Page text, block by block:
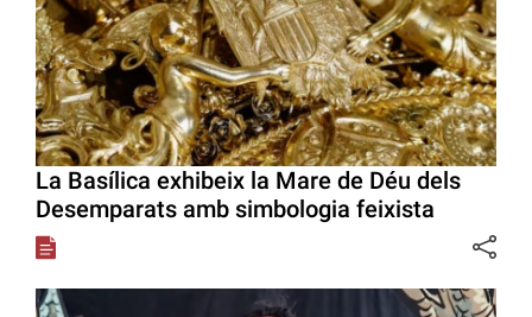
La Basílica exhibeix la Mare de Déu dels
Desemparats amb simbologia feixista